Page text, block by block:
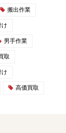
搬出作業
け
男手作業
取
け
高価買取